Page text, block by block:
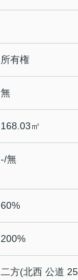
所有権
無
168.03㎡
-/無
60%
200%
二方(北西 公道